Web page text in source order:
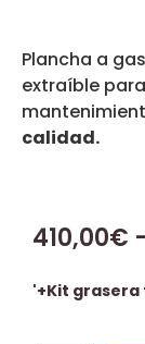
Plancha a
extraíble
calidad.
410,00€ -
'+Kit